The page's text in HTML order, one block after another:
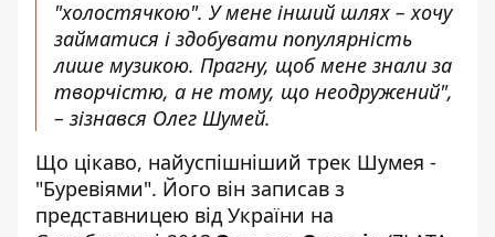
"холостячкою". У мене інший шлях – хочу
займатися і здобувати популярність
лише музикою. Прагну, щоб мене знали за
творчістю, а не тому, що неодружений",
– зізнався Олег Шумей.
Що цікаво, найуспішніший трек Шумея -
"Буревіями". Його він записав з
представницею від України на